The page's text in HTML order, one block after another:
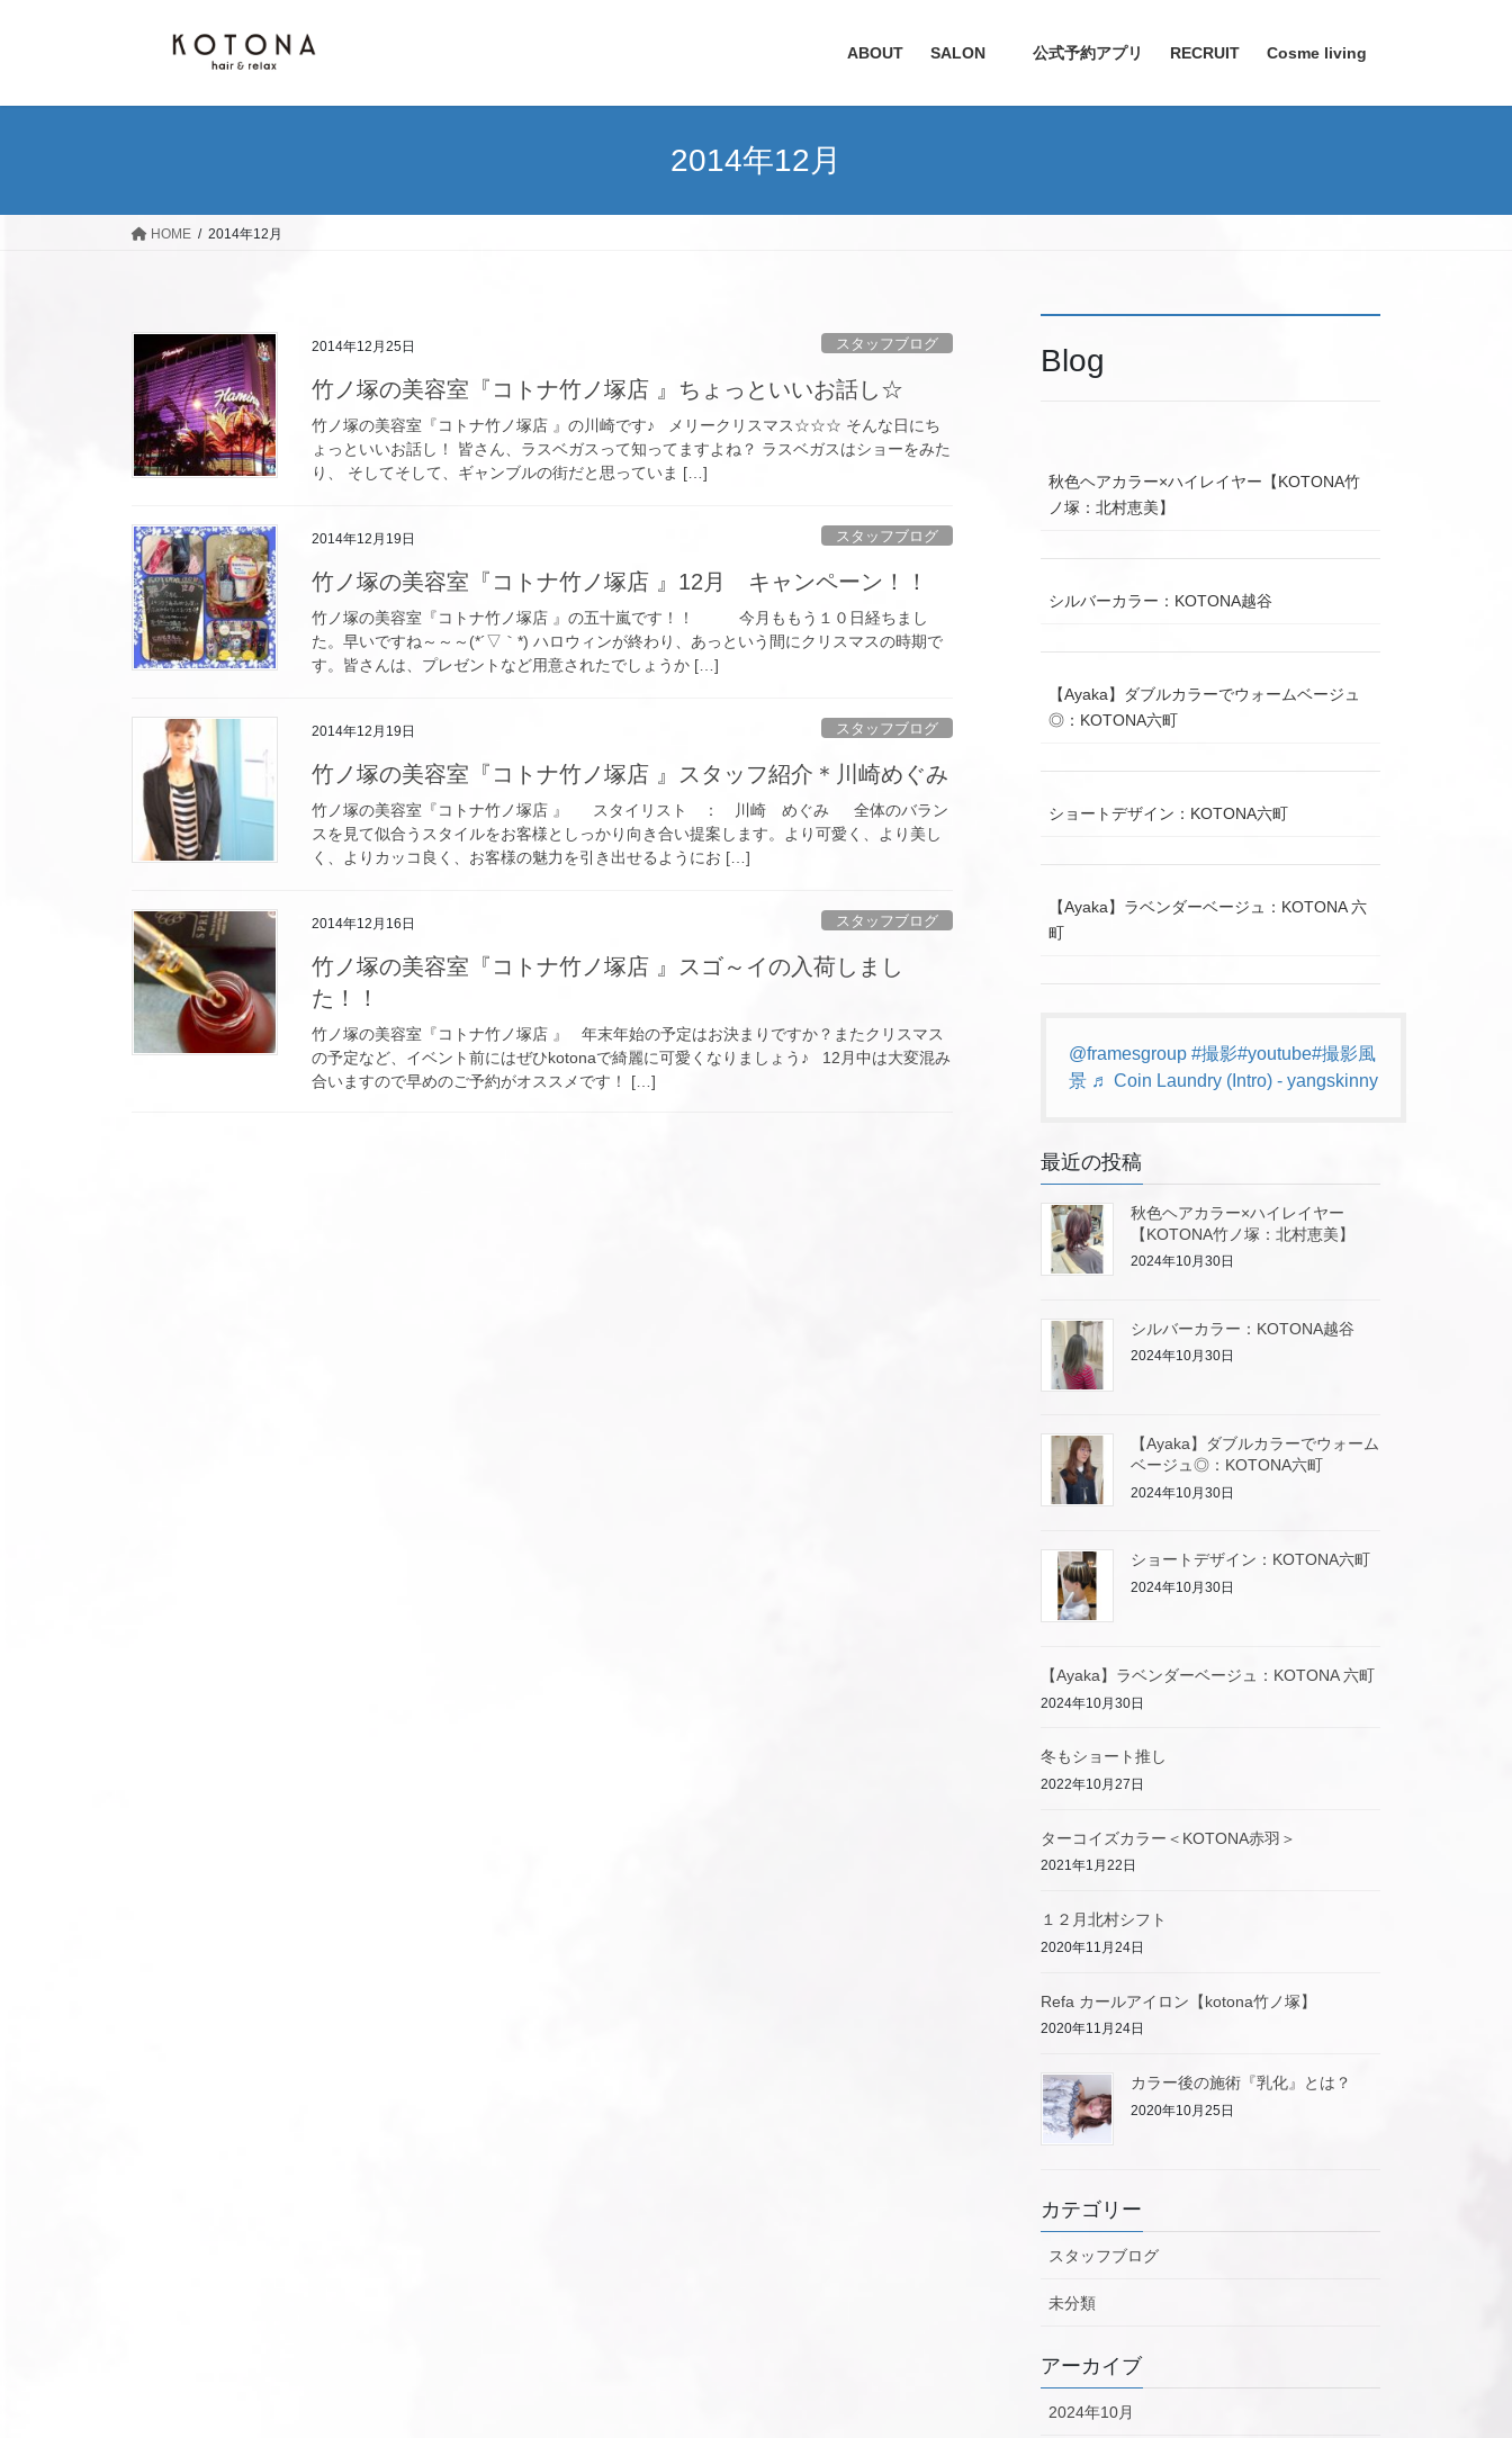
ABOUT SALON 公式予約アプリ RECRUIT Cosme living
2014年12月
HOME 2014年12月
2014年12月25日 スタッフブログ
竹ノ塚の美容室『コトナ竹ノ塚店 』ちょっといいお話し☆
竹ノ塚の美容室『コトナ竹ノ塚店 』の川崎です♪ メリークリスマス☆☆☆ そんな日にち
ょっといいお話し！ 皆さん、ラスベガスって知ってますよね？ ラスベガスはショーをみた
り、 そしてそして、ギャンブルの街だと思っていま […]
2014年12月19日 スタッフブログ
竹ノ塚の美容室『コトナ竹ノ塚店 』12月 キャンペーン！！
竹ノ塚の美容室『コトナ竹ノ塚店 』の五十嵐です！！ 今月ももう１０日経ちまし
た。早いですね～～～(*´▽｀*) ハロウィンが終わり、あっという間にクリスマスの時期で
す。皆さんは、プレゼントなど用意されたでしょうか […]
2014年12月19日 スタッフブログ
竹ノ塚の美容室『コトナ竹ノ塚店 』スタッフ紹介＊川崎めぐみ
竹ノ塚の美容室『コトナ竹ノ塚店 』 スタイリスト ： 川崎 めぐみ 全体のバラン
スを見て似合うスタイルをお客様としっかり向き合い提案します。より可愛く、より美し
く、よりカッコ良く、お客様の魅力を引き出せるようにお […]
2014年12月16日 スタッフブログ
竹ノ塚の美容室『コトナ竹ノ塚店 』スゴ～イの入荷しまし
た！！
竹ノ塚の美容室『コトナ竹ノ塚店 』 年末年始の予定はお決まりですか？またクリスマス
の予定など、イベント前にはぜひkotonaで綺麗に可愛くなりましょう♪ 12月中は大変混み
合いますので早めのご予約がオススメです！ […]
Blog
秋色ヘアカラー×ハイレイヤー【KOTONA竹
ノ塚：北村恵美】
シルバーカラー：KOTONA越谷
【Ayaka】ダブルカラーでウォームベージュ
◎：KOTONA六町
ショートデザイン：KOTONA六町
【Ayaka】ラベンダーベージュ：KOTONA 六
町
@framesgroup #撮影#youtube#撮影風
景 ♬ Coin Laundry (Intro) - yangskinny
最近の投稿
秋色ヘアカラー×ハイレイヤー
【KOTONA竹ノ塚：北村恵美】
2024年10月30日
シルバーカラー：KOTONA越谷
2024年10月30日
【Ayaka】ダブルカラーでウォーム
ベージュ◎：KOTONA六町
2024年10月30日
ショートデザイン：KOTONA六町
2024年10月30日
【Ayaka】ラベンダーベージュ：KOTONA 六町
2024年10月30日
冬もショート推し
2022年10月27日
ターコイズカラー＜KOTONA赤羽＞
2021年1月22日
１２月北村シフト
2020年11月24日
Refa カールアイロン【kotona竹ノ塚】
2020年11月24日
カラー後の施術『乳化』とは？
2020年10月25日
カテゴリー
スタッフブログ
未分類
アーカイブ
2024年10月